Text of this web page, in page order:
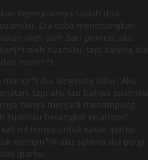
kepergiannya sudah dua
Dia coba menenangkan
oleh oleh dari prancis, aku
oleh suamiku, tapi karena dia
muncr*t.
dia langsung tidur. Aku
tapi aku tau bahwa suamiku
hanya menjadi menampung
suamiku berangkat ke airport ,
ini hanya untuk kakak iparku
menem*ni aku selama dia pergi.
iparku.